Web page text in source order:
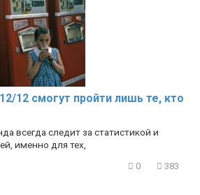
12 смогут пройти лишь те, кто
всегда следит за статистикой и
именно для тех,
0 383